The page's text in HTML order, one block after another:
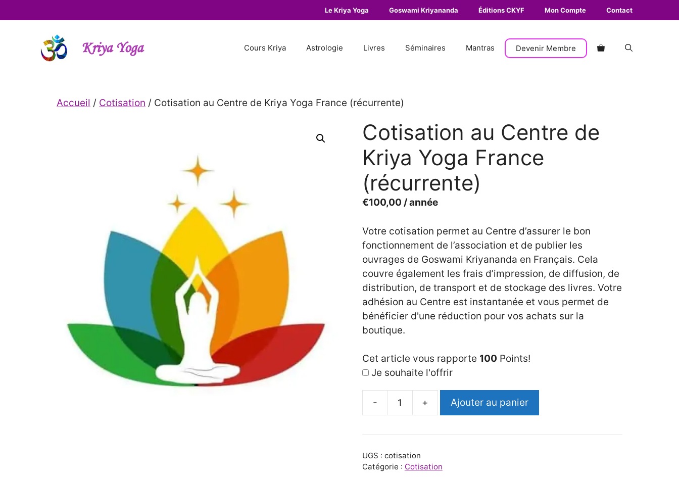
au
Le Kriya Yoga Goswami Kriyananda Éditions CKYF Mon Compte Contact
Kriya Yoga Cours Kriya Astrologie Livres Séminaires Mantras Devenir Membre
Accueil / Cotisation / Cotisation au Centre de Kriya Yoga France (récurrente)
Cotisation au Centre de
Kriya Yoga France
(récurrente)
€100,00 / année
Votre cotisation permet au Centre d’assurer le bon
fonctionnement de l’association et de publier les
ouvrages de Goswami Kriyananda en Français. Cela
couvre également les frais d’impression, de diffusion, de
distribution, de transport et de stockage des livres. Votre
adhésion au Centre est instantanée et vous permet de
bénéficier d'une réduction pour vos achats sur la
boutique.
Cet article vous rapporte 100 Points!
Je souhaite l'offrir
-
Cotisation
au
Centre
+ Ajouter au panier
UGS : cotisation
Catégorie : Cotisation